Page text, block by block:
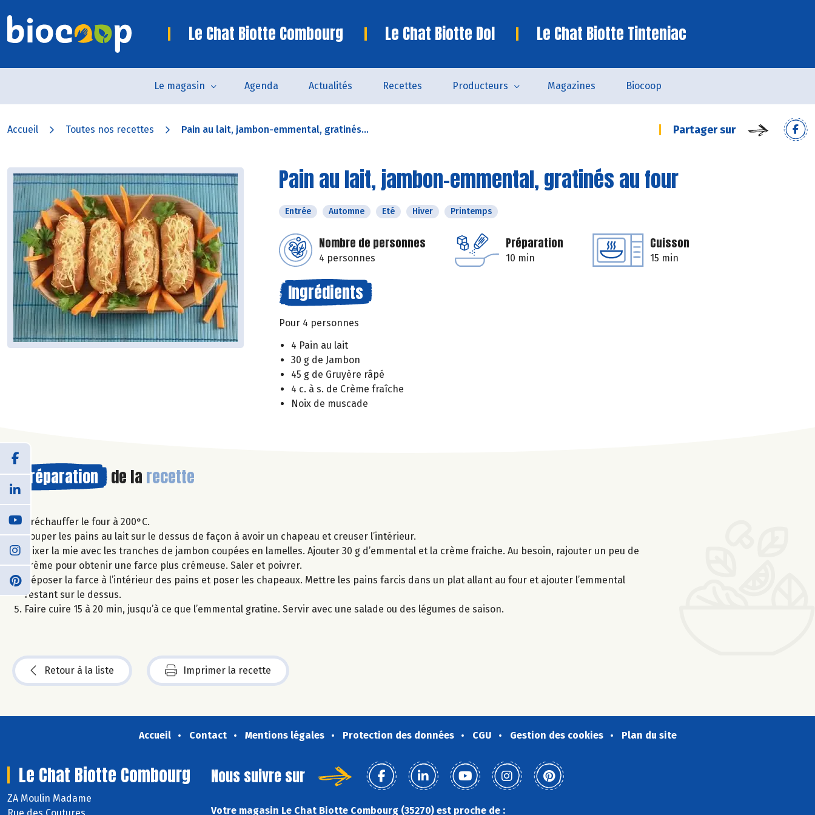
Le Chat Biotte Combourg Le Chat Biotte Dol Le Chat Biotte Tinteniac
Le magasin Agenda Actualités Recettes Producteurs Magazines Biocoop
Accueil Toutes nos recettes Pain au lait, jambon-emmental, gratinés... Partager sur
Pain au lait, jambon-emmental, gratinés au four
Entrée Automne Eté Hiver Printemps
Nombre de personnes
4 personnes
Préparation
10 min
Cuisson
15 min
Ingrédients
Pour 4 personnes
4 Pain au lait
30 g de Jambon
45 g de Gruyère râpé
4 c. à s. de Crème fraîche
Noix de muscade
Préparation de la recette
Préchauffer le four à 200°C.
Couper les pains au lait sur le dessus de façon à avoir un chapeau et creuser l’intérieur.
Mixer la mie avec les tranches de jambon coupées en lamelles. Ajouter 30 g d’emmental et la crème fraiche. Au besoin, rajouter un peu de
crème pour obtenir une farce plus crémeuse. Saler et poivrer.
Déposer la farce à l’intérieur des pains et poser les chapeaux. Mettre les pains farcis dans un plat allant au four et ajouter l’emmental
restant sur le dessus.
Faire cuire 15 à 20 min, jusqu’à ce que l’emmental gratine. Servir avec une salade ou des légumes de saison.
Retour à la liste Imprimer la recette
Accueil Contact Mentions légales Protection des données CGU Gestion des cookies Plan du site
Le Chat Biotte Combourg
ZA Moulin Madame
Rue des Coutures
Nous suivre sur
Votre magasin Le Chat Biotte Combourg (35270) est proche de :